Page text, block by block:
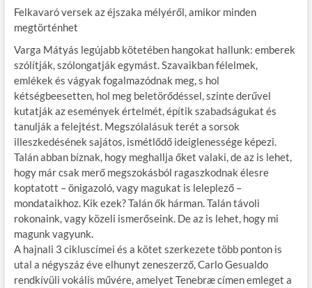
Felkavaró versek az éjszaka mélyéről, amikor minden
megtörténhet
Varga Mátyás legújabb kötetében hangokat hallunk: emberek
szólítják, szólongatják egymást. Szavaikban félelmek,
emlékek és vágyak fogalmazódnak meg, s hol
kétségbeesetten, hol meg beletörődéssel, szinte derűvel
kutatják az események értelmét, építik szabadságukat és
tanulják a felejtést. Megszólalásuk terét a sorsok
illeszkedésének sajátos, ismétlődő ideiglenessége képezi.
Talán abban bíznak, hogy meghallja őket valaki, de az is lehet,
hogy már csak merő megszokásból ragaszkodnak élesre
koptatott – önigazoló, vagy magukat is leleplező –
mondataikhoz. Kik ezek? Talán ők hárman. Talán távoli
rokonaink, vagy közeli ismerőseink. De az is lehet, hogy mi
magunk vagyunk.
A hajnali 3 cikluscímei és a kötet szerkezete több ponton is
utal a négyszáz éve elhunyt zeneszerző, Carlo Gesualdo
rendkívüli vokális művére, amelyet Tenebræ címen emleget a